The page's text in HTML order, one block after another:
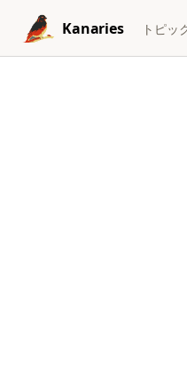
Skip to content
Kanaries
トピッ